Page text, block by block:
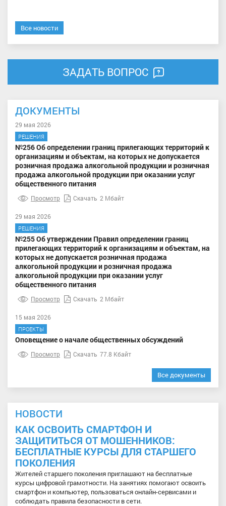
Все новости
ЗАДАТЬ ВОПРОС
ДОКУМЕНТЫ
29 мая 2026
РЕШЕНИЯ
№256 Об определении границ прилегающих территорий к
организациям и объектам, на которых не допускается
розничная продажа алкогольной продукции и розничная
продажа алкогольной продукции при оказании услуг
общественного питания
Просмотр Скачать 2 Мбайт
29 мая 2026
РЕШЕНИЯ
№255 Об утверждении Правил определении границ
прилегающих территорий к организациям и объектам, на
которых не допускается розничная продажа
алкогольной продукции и розничная продажа
алкогольной продукции при оказании услуг
общественного питания
Просмотр Скачать 2 Мбайт
15 мая 2026
ПРОЕКТЫ
Оповещение о начале общественных обсуждений
Просмотр Скачать 77.8 Кбайт
Все документы
НОВОСТИ
КАК ОСВОИТЬ СМАРТФОН И
ЗАЩИТИТЬСЯ ОТ МОШЕННИКОВ:
БЕСПЛАТНЫЕ КУРСЫ ДЛЯ СТАРШЕГО
ПОКОЛЕНИЯ
Жителей старшего поколения приглашают на бесплатные
курсы цифровой грамотности. На занятиях помогают освоить
смартфон и компьютер, пользоваться онлайн-сервисами и
соблюдать правила безопасности в сети.